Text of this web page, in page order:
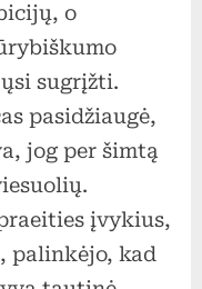
o
sugrįžti.
pasidžiaugė,
jog per šimtą
įvykius,
palinkėjo, kad